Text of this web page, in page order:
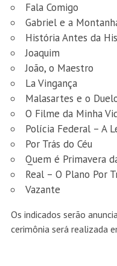
Fala Comigo
Gabriel e a
História Antes da
Joaquim
João, o Maestro
La Vingança
Malasartes e o
O Filme da Minha
Polícia Federal – A
Por Trás do Céu
Quem é Primavera
Real – O Plano Por
Vazante
Os indicados serão
cerimônia será realizada